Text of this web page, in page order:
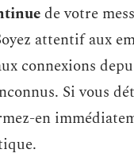
de votre
attentif aux
connexions
Si vous
en